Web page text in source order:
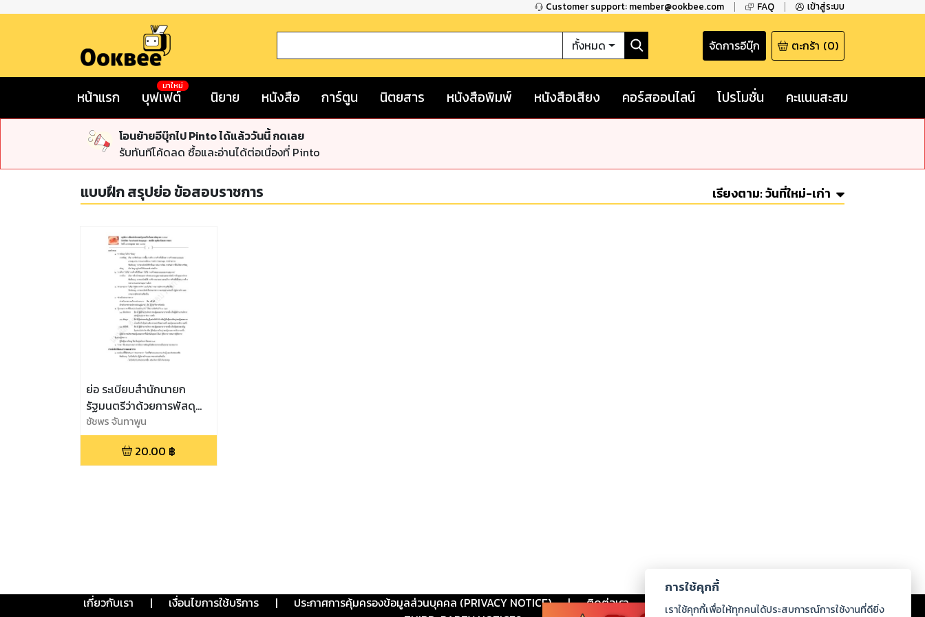
Customer support: member@ookbee.com FAQ เข้าสู่ระบบ
ทั้งหมด จัดการอีบุ๊ก ตะกร้า (0)
หน้าแรก บุฟเฟต์
มาใหม่
นิยาย หนังสือ การ์ตูน นิตยสาร หนังสือพิมพ์ หนังสือเสียง คอร์สออนไลน์ โปรโมชั่น คะแนนสะสม
โอนย้ายอีบุ๊กไป Pinto ได้แล้ววันนี้ กดเลย
รับทันทีโค้ดลด ซื้อและอ่านได้ต่อเนื่องที่ Pinto
แบบฝึก สรุปย่อ ข้อสอบราชการ เรียงตาม:วันที่ใหม่-เก่า
ย่อ ระเบียบสำนักนายก
รัฐมนตรีว่าด้วยการพัสดุ
พ.ศ.๒๕๓๕
ชัชพร จันทาพูน
20.00 ฿
เกี่ยวกับเรา | เงื่อนไขการใช้บริการ | ประกาศการคุ้มครองข้อมูลส่วนบุคคล (PRIVACY NOTICE) | ติดต่อเรา ร่วมงานกับเรา ดาวน์โหลด
การใช้คุกกี้
เราใช้คุกกี้เพื่อให้ทุกคนได้ประสบการณ์การใช้งานที่ดียิ่ง